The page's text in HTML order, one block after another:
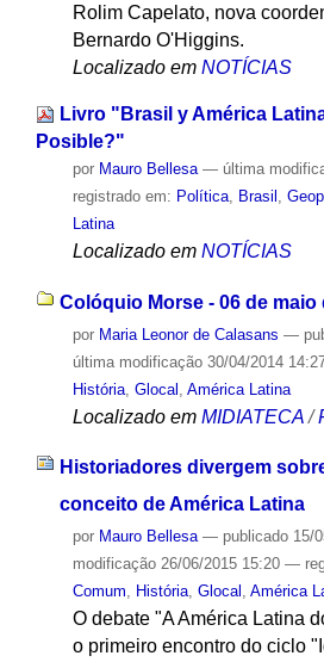
Rolim Capelato, nova
Bernardo O'Higgins.
Localizado em NOTÍCIAS
Livro "Brasil y América
Posible?"
por Mauro Bellesa — última
registrado em: Política, Brasil ,
Latina
Localizado em NOTÍCIAS
Colóquio Morse - 06 de maio
por Maria Leonor de Calasans —
última modificação30/04/2014
História, Glocal América Latina
Localizado em MIDIATECA /
Historiadores divergem
conceito de América Latina
por Mauro Bellesa — publicado15/
modificação26/06/2015 15:20 —
Comum, História, Glocal , América
O debate "A América Latina
o primeiro encontro do ciclo